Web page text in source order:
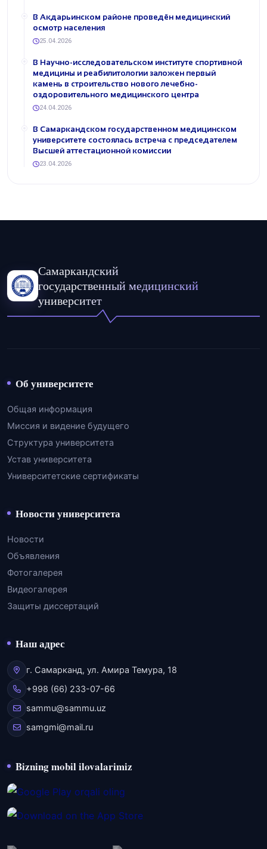
В Акдарьинском районе проведён медицинский
осмотр населения
25.04.2026
В Научно-исследовательском институте спортивной
медицины и реабилитологии заложен первый
камень в строительство нового лечебно-
оздоровительного медицинского центра
24.04.2026
В Самаркандском государственном медицинском
университете состоялась встреча с председателем
Высшей аттестационной комиссии
23.04.2026
Самаркандский
государственный медицинский
университет
Об университете
Общая информация
Миссия и видение будущего
Структура университета
Устав университета
Университетские сертификаты
Новости университета
Новости
Объявления
Фотогалерея
Видеогалерея
Защиты диссертаций
Наш адрес
г. Самарканд, ул. Амира Темура, 18
+998 (66) 233-07-66
sammu@sammu.uz
samgmi@mail.ru
Bizning mobil ilovalarimiz